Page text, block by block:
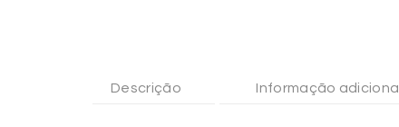
Descrição Informação adicional